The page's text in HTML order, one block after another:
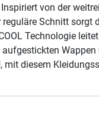
von der
Schnitt sorgt
Technologie
diesem